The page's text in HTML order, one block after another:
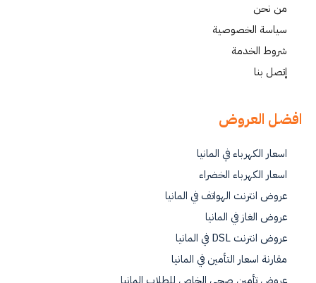
من نحن
سياسة الخصوصية
شروط الخدمة
إتصل بنا
افضل العروض
اسعار الكهرباء في المانيا
اسعار الكهرباء الخضراء
عروض انترنت الهواتف في المانيا
عروض الغاز في المانيا
عروض انترنت DSL في المانيا
مقارنة اسعار التأمين في المانيا